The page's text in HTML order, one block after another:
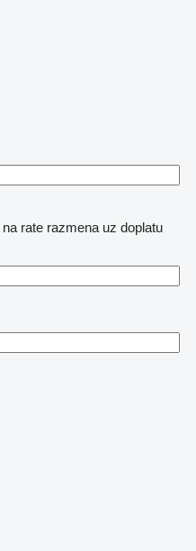
na rate razmena uz doplatu